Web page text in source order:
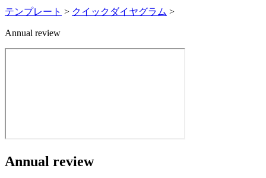
テンプレート > クイックダイヤグラム >
Annual review
Annual review